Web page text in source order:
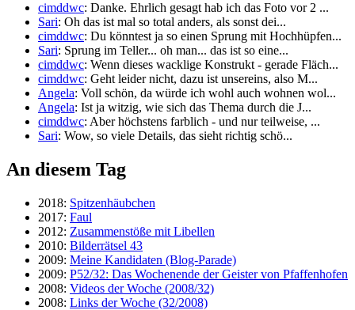
cimddwc: Danke. Ehrlich gesagt hab ich das Foto vor 2 ...
Sari: Oh das ist mal so total anders, als sonst dei...
cimddwc: Du könntest ja so einen Sprung mit Hochhüpfen...
Sari: Sprung im Teller... oh man... das ist so eine...
cimddwc: Wenn dieses wacklige Konstrukt - gerade Fläch...
cimddwc: Geht leider nicht, dazu ist unsereins, also M...
Angela: Voll schön, da würde ich wohl auch wohnen wol...
Angela: Ist ja witzig, wie sich das Thema durch die J...
cimddwc: Aber höchstens farblich - und nur teilweise, ...
Sari: Wow, so viele Details, das sieht richtig schö...
An diesem Tag
2018: Spitzenhäubchen
2017: Faul
2012: Zusammenstöße mit Libellen
2010: Bilderrätsel 43
2009: Meine Kandidaten (Blog-Parade)
2009: P52/32: Das Wochenende der Geister von Pfaffenhofen
2008: Videos der Woche (2008/32)
2008: Links der Woche (32/2008)